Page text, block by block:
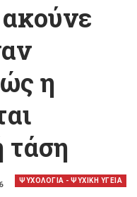
η
τάση
ΨΥΧΟΛΟΓΙΑ - ΨΥΧΙΚΗ ΥΓΕΙΑ